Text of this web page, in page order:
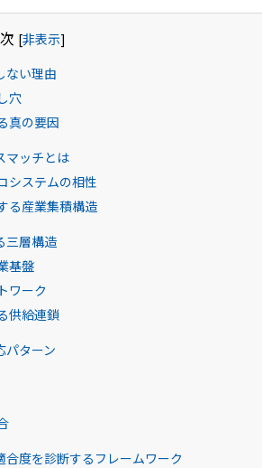
[非表示]
ない理由
穴
真の要因
マッチとは
システムの相性
る産業集積構造
三層構造
基盤
ワーク
供給連鎖
パターン
度を診断するフレームワーク